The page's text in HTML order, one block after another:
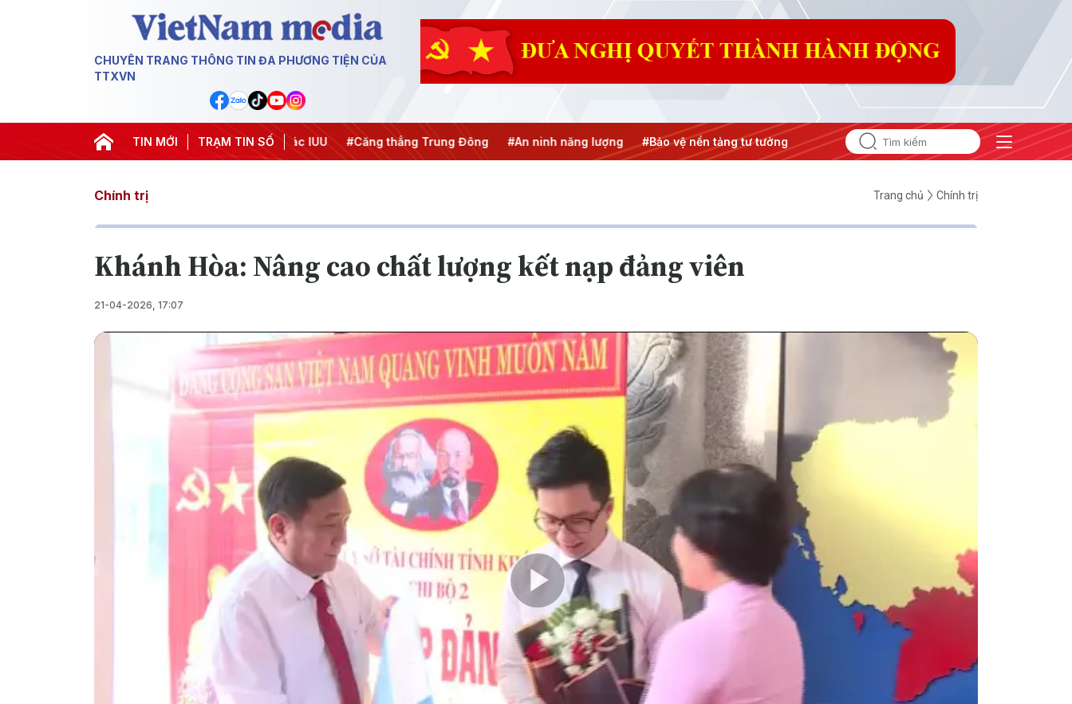
CHUYÊN TRANG THÔNG TIN ĐA PHƯƠNG TIỆN CỦA
TTXVN
TIN MỚI TRẠM TIN SỐ
dịch 500 ngày đêm #Chống khai thác IUU #Căng thẳng Trung Đông #An ninh năng lượng #Bảo vệ nền tảng tư tưởng của Đảng #Hội nghị Trung ương 3
Chính trị Trang chủ Chính trị
Khánh Hòa: Nâng cao chất lượng kết nạp đảng viên
21-04-2026, 17:07
Play
Video